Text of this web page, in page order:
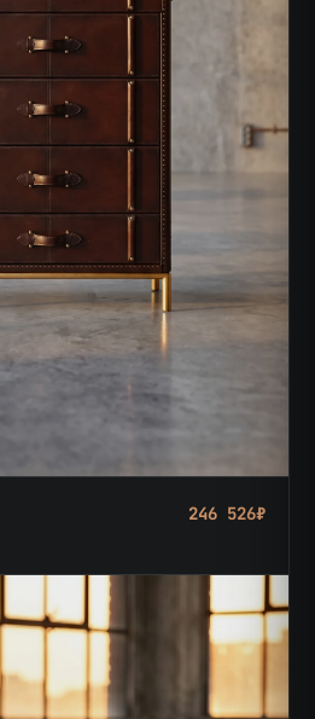
246 526₽